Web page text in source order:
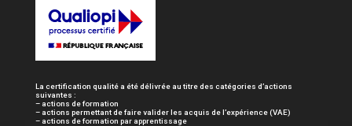
La certification qualité a été délivrée au titre des catégories d’actions
suivantes :
– actions de formation
– actions permettant de faire valider les acquis de l’expérience (VAE)
– actions de formation par apprentissage